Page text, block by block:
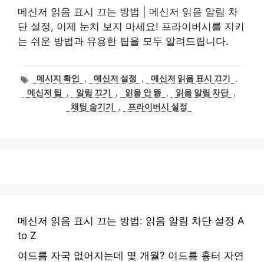
메신저 읽음 표시 끄는 방법 | 메신저 읽음 알림 차
단 설정, 이제 눈치 보지 마세요! 프라이버시를 지키
는 쉬운 방법과 유용한 팁을 모두 알려드립니다.
태
그
메시지 확인 , 메신저 설정 , 메신저 읽음 표시 끄기
,
메신저 팁
, 알림 끄기 , 읽음 안 뜸 , 읽음 알림 차단 ,
채팅 숨기기
, 프라이버시 설정
메신저 읽음 표시 끄는 방법: 읽음 알림 차단 설정 A
to Z
여드름 자국 없어지는데 몇 개월? 여드름 흉터 자연